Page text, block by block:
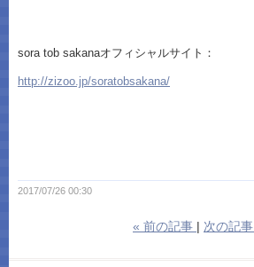
sora tob sakanaオフィシャルサイト：
http://zizoo.jp/soratobsakana/
2017/07/26 00:30
« 前の記事 次の記事